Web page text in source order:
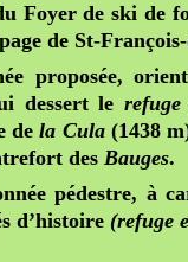
Foyer de ski de
de St-François-
proposée,
dessert le
dela Cula(1438
des Bauges.
pédestre, à
d’histoire (refuge